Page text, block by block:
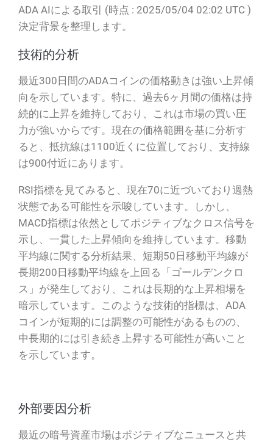
ADA AIによる取引 (時点 : 2025/05/04 02:02 UTC )
決定背景を整理します。
技術的分析
最近300日間のADAコインの価格動きは強い上昇傾
向を示しています。特に、過去6ヶ月間の価格は持
続的に上昇を維持しており、これは市場の買い圧
力が強いからです。現在の価格範囲を基に分析す
ると、抵抗線は1100近くに位置しており、支持線
は900付近にあります。
RSI指標を見てみると、現在70に近づいており過熱
状態である可能性を示唆しています。しかし、
MACD指標は依然としてポジティブなクロス信号を
示し、一貫した上昇傾向を維持しています。移動
平均線に関する分析結果、短期50日移動平均線が
長期200日移動平均線を上回る「ゴールデンクロ
ス」が発生しており、これは長期的な上昇相場を
暗示しています。このような技術的指標は、ADA
コインが短期的には調整の可能性があるものの、
中長期的には引き続き上昇する可能性が高いこと
を示しています。
外部要因分析
最近の暗号資産市場はポジティブなニュースと共